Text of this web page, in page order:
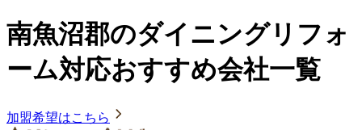
南魚沼郡のダイニングリフォ
ーム対応おすすめ会社一覧
加盟希望はこちら